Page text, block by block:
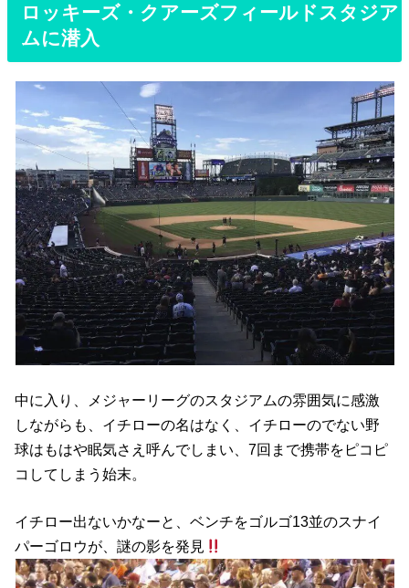
ロッキーズ・クアーズフィールドスタジア
ムに潜入
中に入り、メジャーリーグのスタジアムの雰囲気に感激
しながらも、イチローの名はなく、イチローのでない野
球はもはや眠気さえ呼んでしまい、7回まで携帯をピコピ
コしてしまう始末。
イチロー出ないかなーと、ベンチをゴルゴ13並のスナイ
パーゴロウが、謎の影を発見